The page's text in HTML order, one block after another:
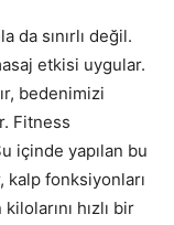
da sınırlı değil.
etkisi uygular.
bedenimizi
Fitness
içinde yapılan bu
fonksiyonları
hızlı bir